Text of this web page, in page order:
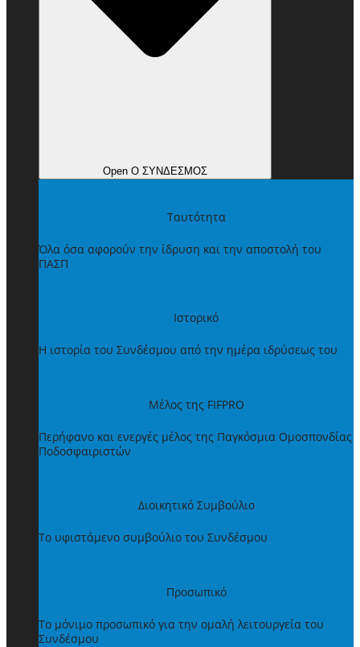
Open Ο ΣΥΝΔΕΣΜΟΣ
Ταυτότητα
Όλα όσα αφορούν την ίδρυση και την αποστολή του
ΠΑΣΠ
Ιστορικό
Η ιστορία του Συνδέσμου από την ημέρα ιδρύσεως του
Μέλος της FIFPRO
Περήφανο και ενεργές μέλος της Παγκόσμια Ομοσπονδίας
Ποδοσφαιριστών
Διοικητικό Συμβούλιο
Το υφιστάμενο συμβούλιο του Συνδέσμου
Προσωπικό
Το μόνιμο προσωπικό για την ομαλή λειτουργεία του
Συνδέσμου